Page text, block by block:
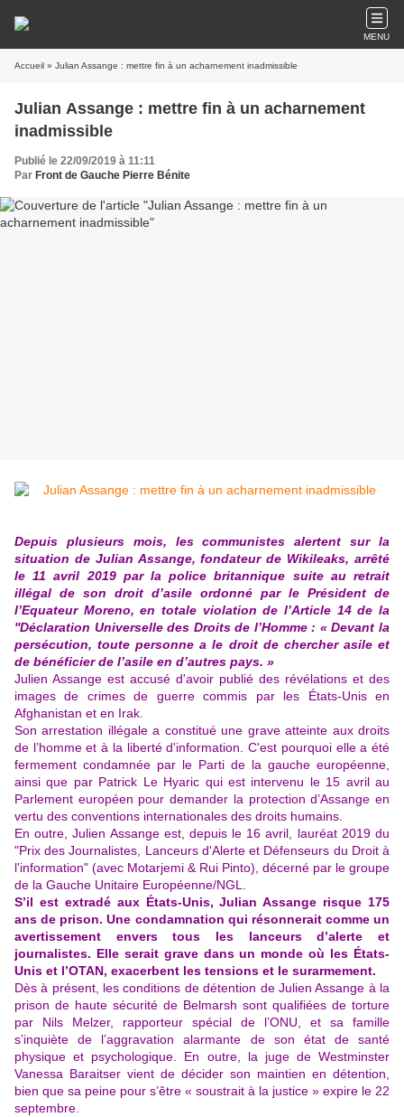
MENU
Accueil » Julian Assange : mettre fin à un acharnement inadmissible
Julian Assange : mettre fin à un acharnement
inadmissible
Publié le 22/09/2019 à 11:11
Par Front de Gauche Pierre Bénite
Depuis plusieurs mois, les communistes alertent sur la
situation de Julian Assange, fondateur de Wikileaks, arrêté
le 11 avril 2019 par la police britannique suite au retrait
illégal de son droit d’asile ordonné par le Président de
l’Equateur Moreno, en totale violation de l’Article 14 de la
''Déclaration Universelle des Droits de l’Homme : « Devant la
persécution, toute personne a le droit de chercher asile et
de bénéficier de l’asile en d’autres pays. »
Julien Assange est accusé d'avoir publié des révélations et des
images de crimes de guerre commis par les États-Unis en
Afghanistan et en Irak.
Son arrestation illégale a constitué une grave atteinte aux droits
de l’homme et à la liberté d'information. C'est pourquoi elle a été
fermement condamnée par le Parti de la gauche européenne,
ainsi que par Patrick Le Hyaric qui est intervenu le 15 avril au
Parlement européen pour demander la protection d’Assange en
vertu des conventions internationales des droits humains.
En outre, Julien Assange est, depuis le 16 avril, lauréat 2019 du
"Prix des Journalistes, Lanceurs d'Alerte et Défenseurs du Droit à
l'information" (avec Motarjemi & Rui Pinto), décerné par le groupe
de la Gauche Unitaire Européenne/NGL.
S’il est extradé aux États-Unis, Julian Assange risque 175
ans de prison. Une condamnation qui résonnerait comme un
avertissement envers tous les lanceurs d’alerte et
journalistes. Elle serait grave dans un monde où les États-
Unis et l’OTAN, exacerbent les tensions et le surarmement.
Dès à présent, les conditions de détention de Julien Assange à la
prison de haute sécurité de Belmarsh sont qualifiées de torture
par Nils Melzer, rapporteur spécial de l’ONU, et sa famille
s’inquiète de l’aggravation alarmante de son état de santé
physique et psychologique. En outre, la juge de Westminster
Vanessa Baraitser vient de décider son maintien en détention,
bien que sa peine pour s’être « soustrait à la justice » expire le 22
septembre.